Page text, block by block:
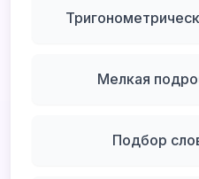
Мелкая
Подбор